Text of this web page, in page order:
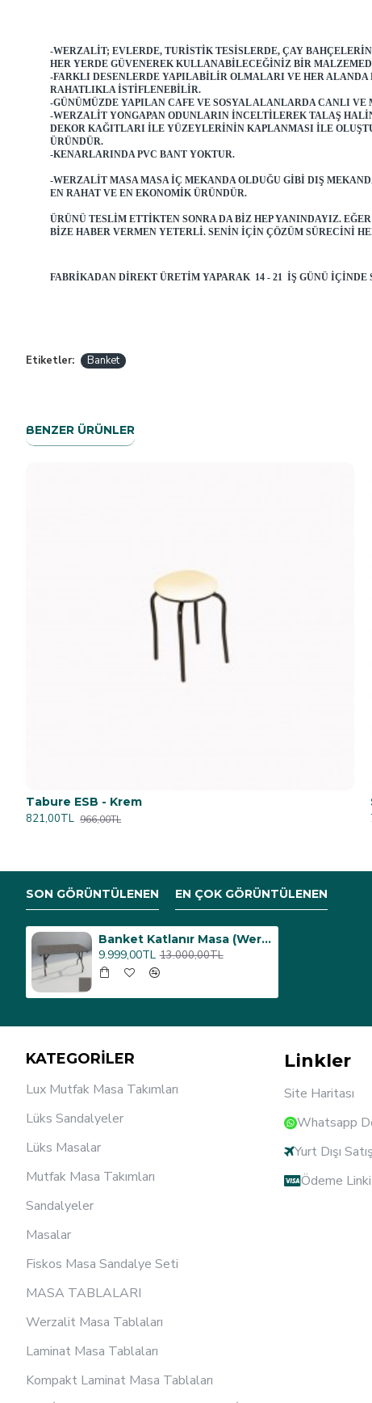
-WERZALIT; EVLERDE, TURISTIK TESISLERDE, ÇAY
HER YERDE GÜVENEREK KULLANABILECEĞINIZ BIR
-FARKLI DESENLERDE YAPILABILIR OLMALARI VE HER
RAHATLIKLA ISTIFLENEBILIR.
-GÜNÜMÜZDE YAPILAN CAFE VE SOSYAL ALANLARDA CANLI
-WERZALIT YONGAPAN ODUNLARIN INCELTILEREK TALAŞ
DEKOR KAĞITLARI ILE YÜZEYLERININ KAPLANMASI ILE
ÜRÜNDÜR.
-KENARLARINDA PVC BANT YOKTUR.
-WERZALIT MASA MASA IÇ MEKANDA OLDUĞU GIBI DIŞ
EN RAHAT VE EN EKONOMIK ÜRÜNDÜR.
ÜRÜNÜ TESLIM ETTIKTEN SONRA DA BIZ HEP YANINDAYIZ.
BIZE HABER VERMEN YETERLI. SENIN IÇIN ÇÖZÜM SÜRECINI
FABRIKADAN DIREKT ÜRETIM YAPARAK 14 - 21 IŞ GÜNÜ
Etiketler: Banket
BENZER ÜRÜNLER
Tabure ESB - Krem
821,00TL 966,00TL
SON GÖRÜNTÜLENEN EN ÇOK GÖRÜNTÜLENEN
Banket Katlanır Masa (Werzalit, Allzalit. Vermodin Tabla 80x140) - Twister
9.999,00TL 13.000,00TL
KATEGORİLER
Lux Mutfak Masa Takımları
Lüks Sandalyeler
Lüks Masalar
Mutfak Masa Takımları
Sandalyeler
Masalar
Fiskos Masa Sandalye Seti
MASA TABLALARI
Werzalit Masa Tablaları
Laminat Masa Tablaları
Kompakt Laminat Masa Tablaları
Linkler
Site Haritası
Whatsapp
Yurt Dışı Satış
Ödeme Linki